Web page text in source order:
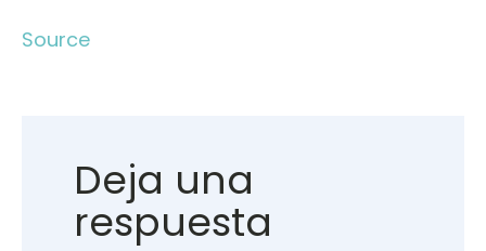
Source
Deja una
respuesta